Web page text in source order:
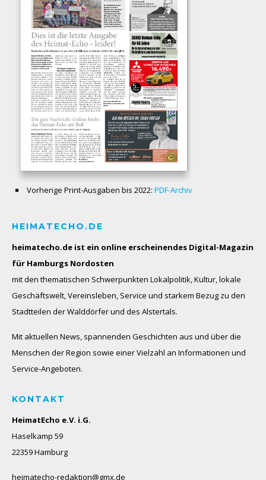
Vorherige Print-Ausgaben bis 2022: PDF-Archiv
HEIMATECHO.DE
heimatecho.de ist ein online erscheinendes Digital-Magazin
für Hamburgs Nordosten
mit den thematischen Schwerpunkten Lokalpolitik, Kultur, lokale
Geschäftswelt, Vereinsleben, Service und starkem Bezug zu den
Stadtteilen der Walddörfer und des Alstertals.
Mit aktuellen News, spannenden Geschichten aus und über die
Menschen der Region sowie einer Vielzahl an Informationen und
Service-Angeboten.
KONTAKT
HeimatEcho e.V. i.G.
Haselkamp 59
22359 Hamburg
heimatecho-redaktion@gmx.de